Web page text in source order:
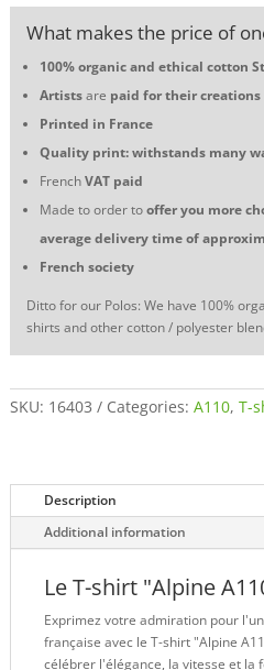
Velocity"
quantity
What makes the price of
100% organic and ethical cotton
Artistsare paid for their creations
Printed in France
Quality print: withstands many
FrenchVAT paid
Made to order tooffer you more
average delivery time of
French society
Ditto for our Polos: We have 100%
shirts and other cotton / polyester
SKU: 16403 Categories: A110, T-
Description
Additional information
Le T-shirt "Alpine
Exprimez votre admiration pour
française avec le T-shirt "Alpine
célébrer l'élégance, la vitesse et la